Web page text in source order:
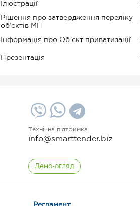
Ілюстрації
Рішення про затвердження переліку
об’єктів МП
Інформація про Об’єкт приватизації
Презентація
Технічна підтримка
info@smarttender.biz
Демо-огляд